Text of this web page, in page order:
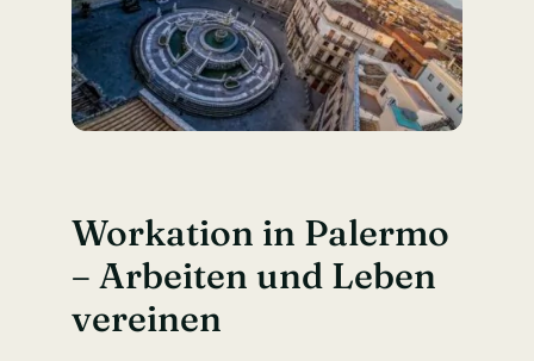
Workation in Palermo
– Arbeiten und Leben
vereinen